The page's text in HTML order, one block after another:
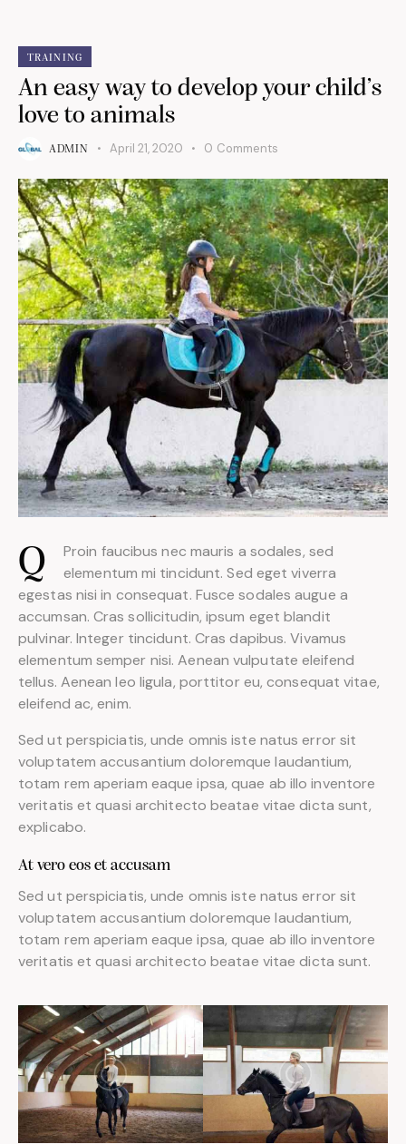
TRAINING
An easy way to develop your child’s
love to animals
ADMIN April 21, 2020 0 Comments
Q
Proin faucibus nec mauris a sodales, sed
elementum mi tincidunt. Sed eget viverra
egestas nisi in consequat. Fusce sodales augue a
accumsan. Cras sollicitudin, ipsum eget blandit
pulvinar. Integer tincidunt. Cras dapibus. Vivamus
elementum semper nisi. Aenean vulputate eleifend
tellus. Aenean leo ligula, porttitor eu, consequat vitae,
eleifend ac, enim.
Sed ut perspiciatis, unde omnis iste natus error sit
voluptatem accusantium doloremque laudantium,
totam rem aperiam eaque ipsa, quae ab illo inventore
veritatis et quasi architecto beatae vitae dicta sunt,
explicabo.
At vero eos et accusam
Sed ut perspiciatis, unde omnis iste natus error sit
voluptatem accusantium doloremque laudantium,
totam rem aperiam eaque ipsa, quae ab illo inventore
veritatis et quasi architecto beatae vitae dicta sunt.